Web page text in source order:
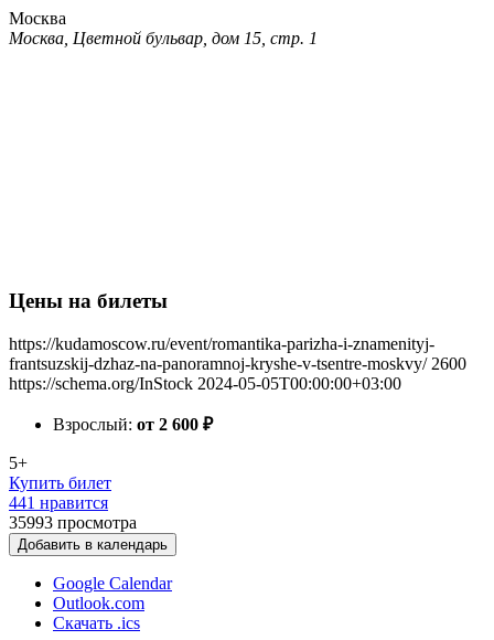
Москва
Москва, Цветной бульвар, дом 15, стр. 1
Цены на билеты
https://kudamoscow.ru/event/romantika-parizha-i-znamenityj-
frantsuzskij-dzhaz-na-panoramnoj-kryshe-v-tsentre-moskvy/ 2600
https://schema.org/InStock 2024-05-05T00:00:00+03:00
Взрослый: от 2 600 ₽
5+
Купить билет
441 нравится
35993 просмотра
Добавить в календарь
Google Calendar
Outlook.com
Скачать .ics